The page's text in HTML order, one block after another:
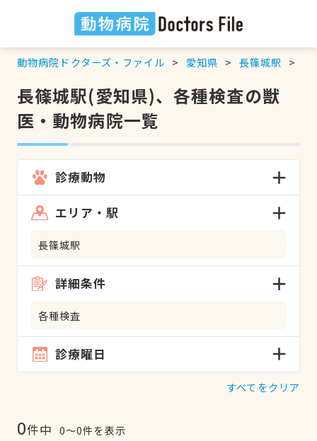
動物病院ドクターズ・ファイル 愛知県 長篠城駅
長篠城駅(愛知県)、各種検査の獣
医・動物病院一覧
診療動物
エリア・駅
長篠城駅
詳細条件
各種検査
診療曜日
すべてをクリア
0件中 0〜0件を表示